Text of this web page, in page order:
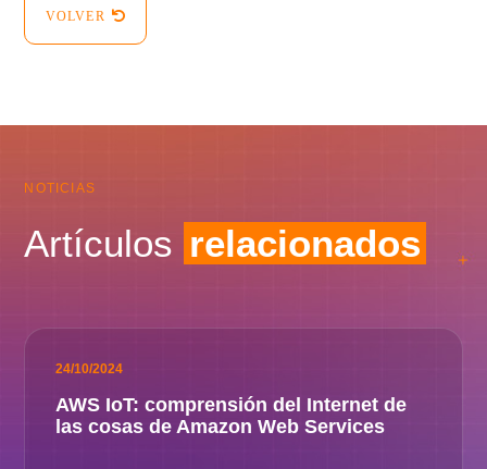
VOLVER
NOTICIAS
Artículos relacionados
24/10/2024
AWS IoT: comprensión del Internet de
las cosas de Amazon Web Services